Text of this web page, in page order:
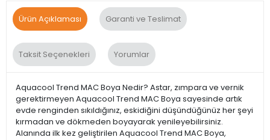
Ürün Açıklaması Garanti ve Teslimat
Taksit Seçenekleri Yorumlar
Aquacool Trend MAC Boya Nedir? Astar, zımpara ve vernik
gerektirmeyen Aquacool Trend MAC Boya sayesinde artık
evde renginden sıkıldığınız, eskidiğini düşündüğünüz her şeyi
kırmadan ve dökmeden boyayarak yenileyebilirsiniz.
Alanında ilk kez geliştirilen Aquacool Trend MAC Boya,